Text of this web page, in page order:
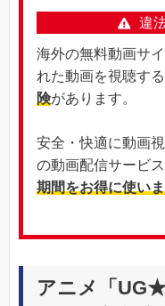
違
海外の無料動画サ
れた動画を視聴する
険があります。
安全・快適に動画
の動画配信サービ
期間をお得に使い
アニメ「